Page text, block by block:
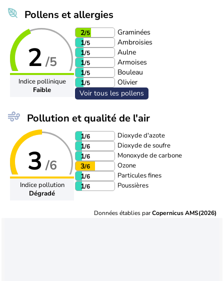
Pollens et allergies
2 /5
Indice pollinique
Faible
2/5
Graminées
1/5
Ambroisies
1/5
Aulne
1/5
Armoises
1/5
Bouleau
1/5
Olivier
Voir tous les pollens
Pollution et qualité de l'air
3 /6
Indice pollution
Dégradé
1/6 Dioxyde d'azote
1/6 Dioxyde de soufre
1/6 Monoxyde de carbone
3/6 Ozone
1/6 Particules fines
1/6 Poussières
Données établies parCopernicus AMS(2026)